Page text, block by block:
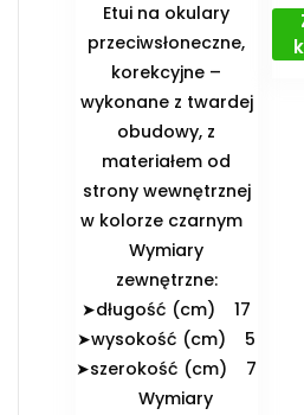
Etui na okulary
przeciwsłoneczne,
korekcyjne –
wykonane z twardej
obudowy, z
materiałem od
strony wewnętrznej
w kolorze czarnym
️Wymiary
zewnętrzne:
➤długość (cm) 17
➤wysokość (cm) 5
➤szerokość (cm) 7
️Wymiary